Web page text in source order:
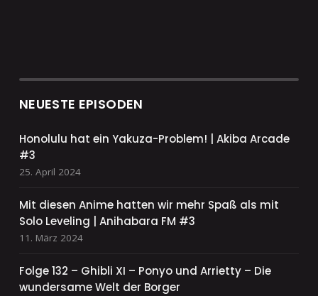
NEUESTE EPISODEN
Honolulu hat ein Yakuza-Problem! | Akiba Arcade
#3
25. April 2024
Mit diesen Anime hatten wir mehr Spaß als mit
Solo Leveling | Anihabara FM #3
11. März 2024
Folge 132 – Ghibli XI – Ponyo und Arrietty – Die
wundersame Welt der Borger